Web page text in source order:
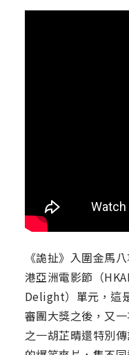
《詭扯》入圍金馬
港亞洲電影節（
Delight）單元，這
審團大獎之後，又
之一胡芷晴還特別